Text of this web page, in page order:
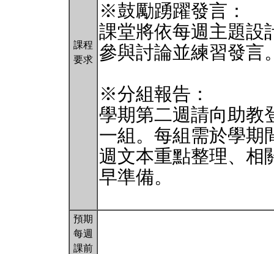
課程
要求
※鼓勵踴躍發言：
課堂將依每週主題設
參與討論並練習發言
※分組報告：
學期第二週請向助
一組。每組需於學期
週文本重點整理、相
早準備。
預期
每週
課前